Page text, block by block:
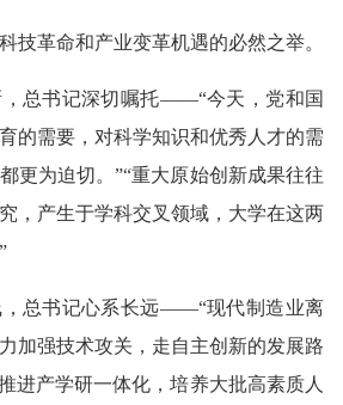
革命和产业变革机遇的必然之举。
总书记深切嘱托——“今天，党和国
的需要，对科学知识和优秀人才的需
更为迫切。”“重大原始创新成果往往
，产生于学科交叉领域，大学在这两
总书记心系长远——“现代制造业离
加强技术攻关，走自主创新的发展路
进产学研一体化，培养大批高素质人